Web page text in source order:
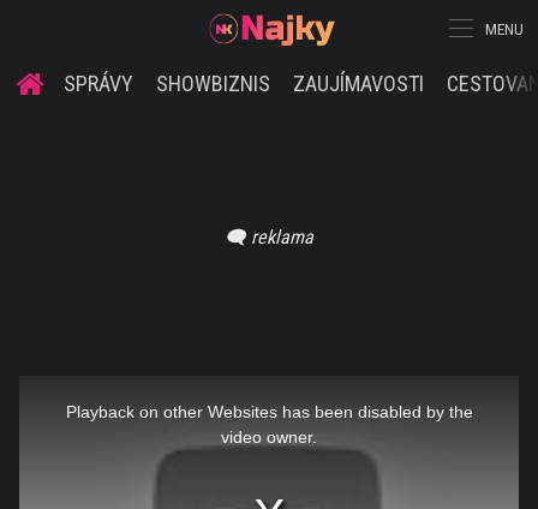
MENU
SPRÁVY SHOWBIZNIS ZAUJÍMAVOSTI
Playback on other Websites has been disabled by the
video owner.